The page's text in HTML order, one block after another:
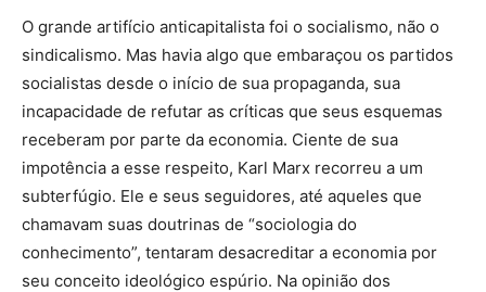
O grande artifício anticapitalista foi o socialismo, não o
sindicalismo. Mas havia algo que embaraçou os partidos
socialistas desde o início de sua propaganda, sua
incapacidade de refutar as críticas que seus esquemas
receberam por parte da economia. Ciente de sua
impotência a esse respeito, Karl Marx recorreu a um
subterfúgio. Ele e seus seguidores, até aqueles que
chamavam suas doutrinas de “sociologia do
conhecimento”, tentaram desacreditar a economia por
seu conceito ideológico espúrio. Na opinião dos